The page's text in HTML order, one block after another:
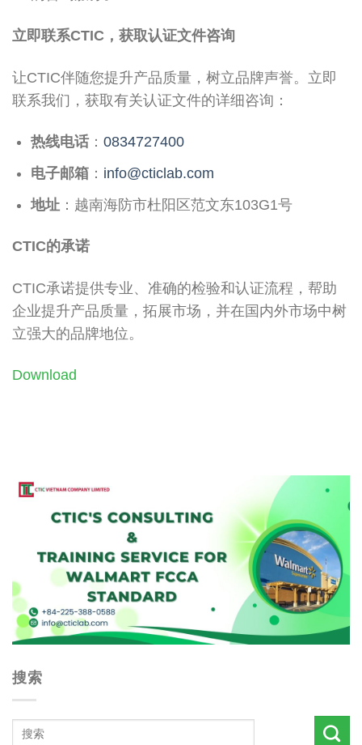
立即联系CTIC，获取认证文件咨询
让CTIC伴随您提升产品质量，树立品牌声誉。立即
联系我们，获取有关认证文件的详细咨询：
热线电话：0834727400
电子邮箱 ： info@cticlab.com
地址 ：越南海防市杜阳区范文东103G1号
CTIC的承诺
CTIC承诺提供专业、准确的检验和认证流程，帮助
企业提升产品质量，拓展市场，并在国内外市场中树
立强大的品牌地位。
Download
搜索